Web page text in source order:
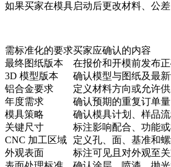
如果买家在模具启动后更改材料、公
需标准化的要求买家应确认的内容
最终图纸版本
在报价和开模前发布
3D 模型版本
确认模型与图纸及最
铝合金要求
定义材料方向或允许
年度需求
确认预期的重复订单量
模具策略
确认模具计划、样品
关键尺寸
标注影响配合、功能
CNC 加工区域
定义孔、面、基准和
外观表面
标注可见且对外观至